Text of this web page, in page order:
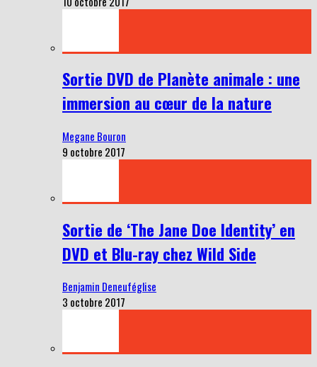
Sortie DVD de Planète animale : une
immersion au cœur de la nature
Megane Bouron
9 octobre 2017
Sortie de ‘The Jane Doe Identity’ en
DVD et Blu-ray chez Wild Side
Benjamin Deneuféglise
3 octobre 2017